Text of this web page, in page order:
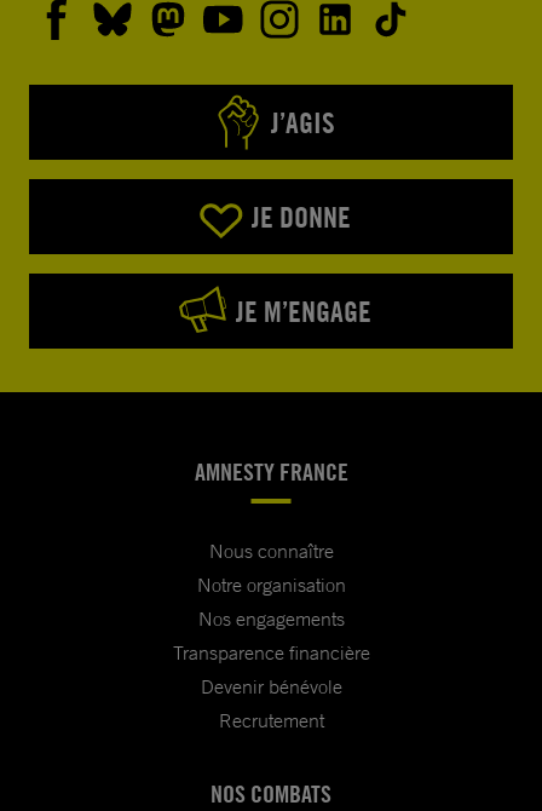
J’AGIS
JE DONNE
JE M’ENGAGE
AMNESTY FRANCE
Nous connaître
Notre organisation
Nos engagements
Transparence financière
Devenir bénévole
Recrutement
NOS COMBATS